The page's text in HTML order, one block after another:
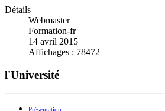
Détails
Webmaster
Formation-fr
14 avril 2015
Affichages : 78472
l'Université
Présentation